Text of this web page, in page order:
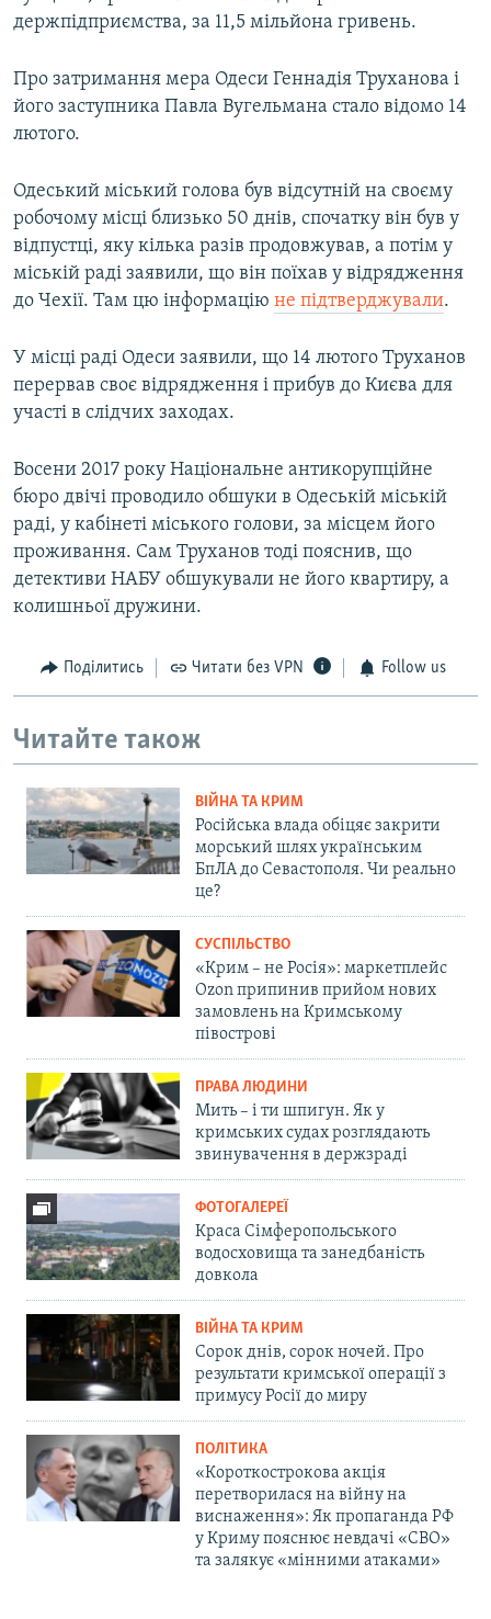
держпідприємства, за 11,5 мільйона гривень.
Про затримання мера Одеси Геннадія Труханова і
його заступника Павла Вугельмана стало відомо 14
лютого.
Одеський міський голова був відсутній на своєму
робочому місці близько 50 днів, спочатку він був у
відпустці, яку кілька разів продовжував, а потім у
міській раді заявили, що він поїхав у відрядження
до Чехії. Там цю інформацію не підтверджували.
У місці раді Одеси заявили, що 14 лютого Труханов
перервав своє відрядження і прибув до Києва для
участі в слідчих заходах.
Восени 2017 року Національне антикорупційне
бюро двічі проводило обшуки в Одеській міській
раді, у кабінеті міського голови, за місцем його
проживання. Сам Труханов тоді пояснив, що
детективи НАБУ обшукували не його квартиру, а
колишньої дружини.
Поділитись Читати без VPN Follow us
Читайте також
ВІЙНА ТА КРИМ
Російська влада обіцяє закрити
морський шлях українським
БпЛА до Севастополя. Чи реально
це?
СУСПІЛЬСТВО
«Крим – не Росія»: маркетплейс
Ozon припинив прийом нових
замовлень на Кримському
півострові
ПРАВА ЛЮДИНИ
Мить – і ти шпигун. Як у
кримських судах розглядають
звинувачення в держзраді
ФОТОГАЛЕРЕЇ
Краса Сімферопольського
водосховища та занедбаність
довкола
ВІЙНА ТА КРИМ
Сорок днів, сорок ночей. Про
результати кримської операції з
примусу Росії до миру
ПОЛІТИКА
«Короткострокова акція
перетворилася на війну на
виснаження»: Як пропаганда РФ
у Криму пояснює невдачі «СВО»
та залякує «мінними атаками»